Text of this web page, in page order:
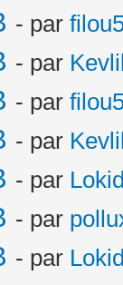
- par
- par
- par
- par
- par
- par
- par